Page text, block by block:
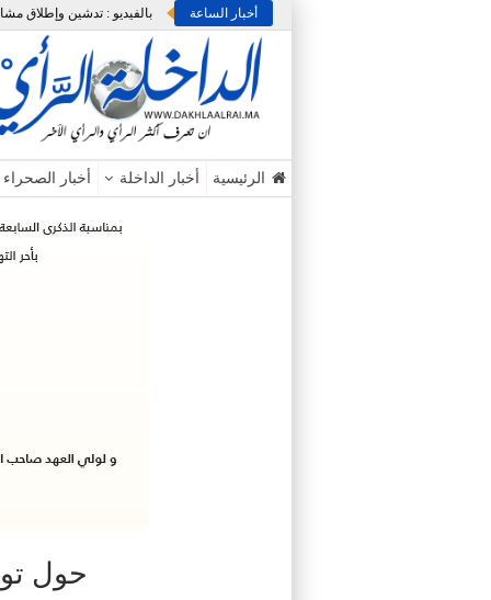
أخبار الساعة
الرئيسية أخبار الداخلة أخبار الصحراء
حول